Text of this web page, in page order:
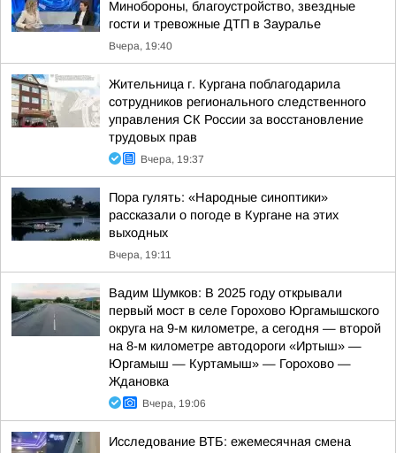
Минобороны, благоустройство, звездные
гости и тревожные ДТП в Зауралье
Вчера, 19:40
Жительница г. Кургана поблагодарила
сотрудников регионального следственного
управления СК России за восстановление
трудовых прав
Вчера, 19:37
Пора гулять: «Народные синоптики»
рассказали о погоде в Кургане на этих
выходных
Вчера, 19:11
Вадим Шумков: В 2025 году открывали
первый мост в селе Горохово Юргамышского
округа на 9-м километре, а сегодня — второй
на 8-м километре автодороги «Иртыш» —
Юргамыш — Куртамыш» — Горохово —
Ждановка
Вчера, 19:06
Исследование ВТБ: ежемесячная смена